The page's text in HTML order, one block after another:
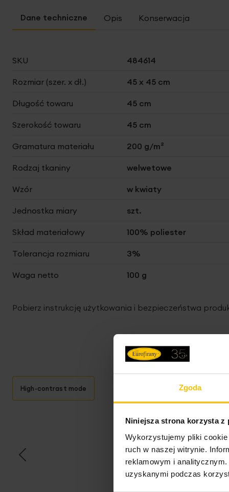
Zgoda
Niniejsza strona korzysta z
Wykorzystujemy pliki
ruch w naszej witrynie.
reklamowym i
uzyskanymi podczas
galerii
Opis Konserwacja
Więcej
SKU 484614
Rozmiar (szer. x dł.) 45 x 45 cm
Długość towaru 45 cm
Szerokość towaru 45 cm
Gramatura materiału 200 g/m²
Rodzaj tkaniny welwetowe
Wzór w kwiaty
Jednostka miary szt.
Skład materiałowy 100% poliester
Tolerancja rozmiaru 3%
Waga netto 100 g
Pobierz instrukcję użytkowania i bezpieczeństwa
High-contrast mode